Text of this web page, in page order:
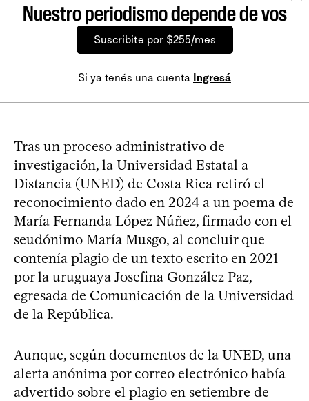
Nuestro periodismo depende de vos
Suscribite por $255/mes
Si ya tenés una cuenta Ingresá
Tras un proceso administrativo de
investigación, la Universidad Estatal a
Distancia (UNED) de Costa Rica retiró el
reconocimiento dado en 2024 a un poema de
María Fernanda López Núñez, firmado con el
seudónimo María Musgo, al concluir que
contenía plagio de un texto escrito en 2021
por la uruguaya Josefina González Paz,
egresada de Comunicación de la Universidad
de la República.
Aunque, según documentos de la UNED, una
alerta anónima por correo electrónico había
advertido sobre el plagio en setiembre de